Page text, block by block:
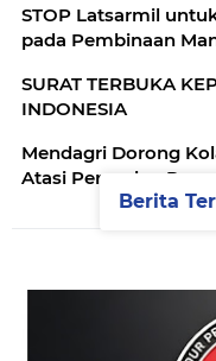
STOP Latsarmil
pada Pembinaan
SURAT TERBUKA
INDONESIA
Mendagri Dorong
Atasi Persoalan
Berita